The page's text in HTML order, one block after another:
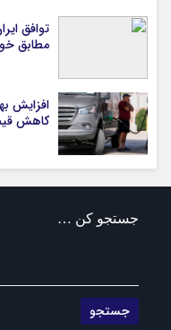
توافق
مطابق
افزایش
کاهش
جستجو کن …